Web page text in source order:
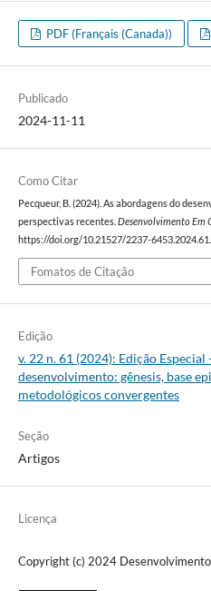
PDF (Français (Canada))
Publicado
2024-11-11
Como Citar
Pecqueur, B. (2024). As abordagens do
perspectivas recentes. Desenvolvimento Em
https://doi.org/10.21527/2237-
Fomatos de Citação
Edição
v. 22 n. 61 (2024): Edição
desenvolvimento: gênesis, base
metodológicos convergentes
Seção
Artigos
Licença
Copyright (c) 2024